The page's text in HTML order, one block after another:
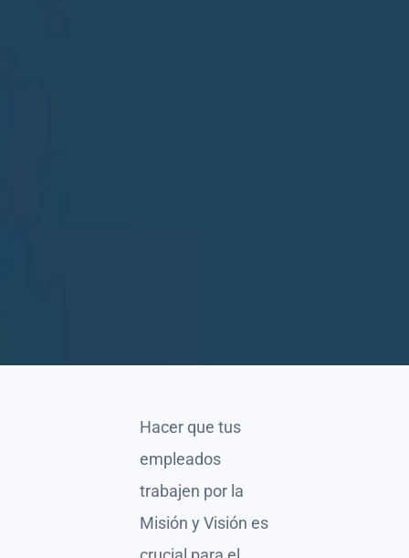
Hacer que tus
empleados
trabajen por la
Misión y Visión es